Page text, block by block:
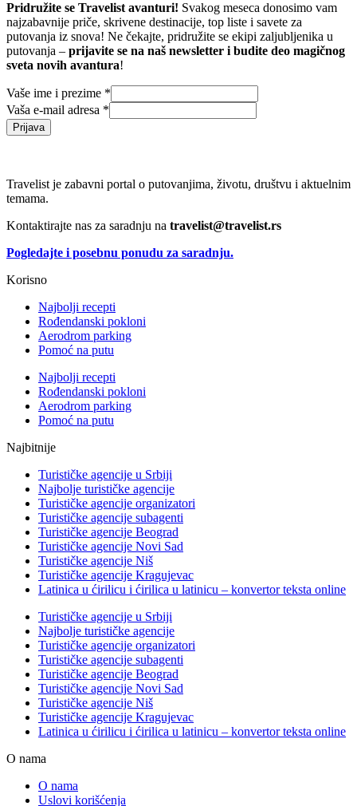
Pridružite se Travelist avanturi! Svakog meseca donosimo vam
najzabavnije priče, skrivene destinacije, top liste i savete za
putovanja iz snova! Ne čekajte, pridružite se ekipi zaljubljenika u
putovanja – prijavite se na naš newsletter i budite deo magičnog
sveta novih avantura!
Vaše ime i prezime *
Vaša e-mail adresa *
Prijava
Travelist je zabavni portal o putovanjima, životu, društvu i aktuelnim
temama.
Kontaktirajte nas za saradnju na travelist@travelist.rs
Pogledajte i posebnu ponudu za saradnju.
Korisno
Najbolji recepti
Rođendanski pokloni
Aerodrom parking
Pomoć na putu
Najbolji recepti
Rođendanski pokloni
Aerodrom parking
Pomoć na putu
Najbitnije
Turističke agencije u Srbiji
Najbolje turističke agencije
Turističke agencije organizatori
Turističke agencije subagenti
Turističke agencije Beograd
Turističke agencije Novi Sad
Turističke agencije Niš
Turističke agencije Kragujevac
Latinica u ćirilicu i ćirilica u latinicu – konvertor teksta online
Turističke agencije u Srbiji
Najbolje turističke agencije
Turističke agencije organizatori
Turističke agencije subagenti
Turističke agencije Beograd
Turističke agencije Novi Sad
Turističke agencije Niš
Turističke agencije Kragujevac
Latinica u ćirilicu i ćirilica u latinicu – konvertor teksta online
O nama
O nama
Uslovi korišćenja